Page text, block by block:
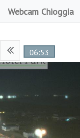
Webcam Chioggia
06:53